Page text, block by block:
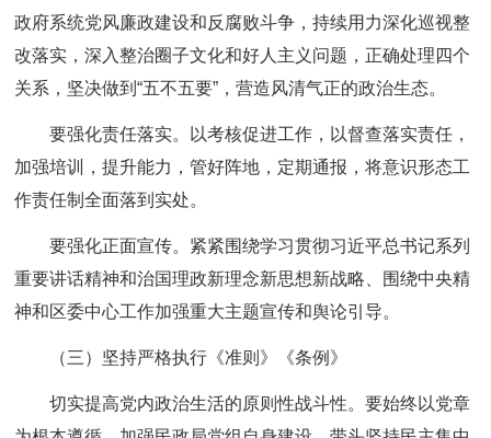
政府系统党风廉政建设和反腐败斗争，持续用力深化巡视整
改落实，深入整治圈子文化和好人主义问题，正确处理四个
关系，坚决做到“五不五要”，营造风清气正的政治生态。
要强化责任落实。以考核促进工作，以督查落实责任，
加强培训，提升能力，管好阵地，定期通报，将意识形态工
作责任制全面落到实处。
要强化正面宣传。紧紧围绕学习贯彻习近平总书记系列
重要讲话精神和治国理政新理念新思想新战略、围绕中央精
神和区委中心工作加强重大主题宣传和舆论引导。
（三）坚持严格执行《准则》《条例》
切实提高党内政治生活的原则性战斗性。要始终以党章